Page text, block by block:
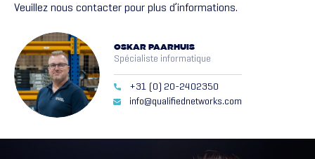
Veuillez nous contacter pour plus d’informations.
OSKAR PAARHUIS
Spécialiste informatique
+31 (0) 20-2402350
info@qualifiednetworks.com